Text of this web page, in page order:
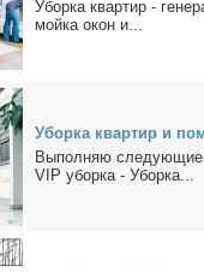
Убор­ка квар­тир -
мой­ка окон и...
Убор­ка квар­тир и
Вы­пол­няю сле­ду­ю­щие
VIP убор­ка - Убор­ка...